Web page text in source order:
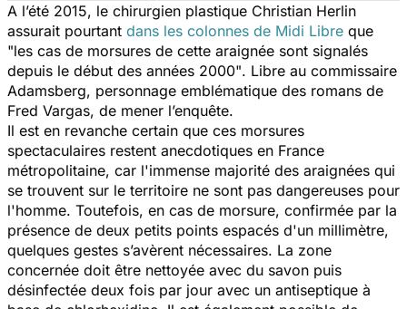
A l’été 2015, le chirurgien plastique Christian Herlin
assurait pourtant dans les colonnes de Midi Libre que
"les cas de morsures de cette araignée sont signalés
depuis le début des années 2000". Libre au commissaire
Adamsberg, personnage emblématique des romans de
Fred Vargas, de mener l’enquête.
Il est en revanche certain que ces morsures
spectaculaires restent anecdotiques en France
métropolitaine, car l'immense majorité des araignées qui
se trouvent sur le territoire ne sont pas dangereuses pour
l'homme. Toutefois, en cas de morsure, confirmée par la
présence de deux petits points espacés d'un millimètre,
quelques gestes s’avèrent nécessaires. La zone
concernée doit être nettoyée avec du savon puis
désinfectée deux fois par jour avec un antiseptique à